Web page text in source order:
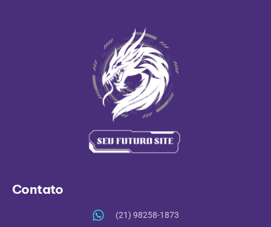
Contato
(21) 98258-1873